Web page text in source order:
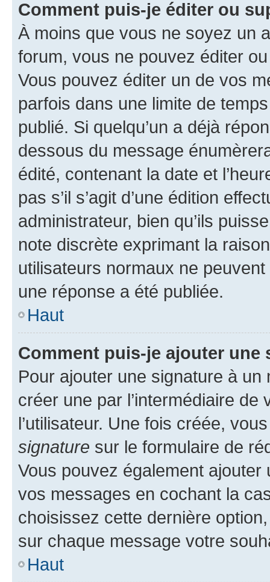
Comment puis-je éditer ou
À moins que vous ne soyez un
forum, vous ne pouvez éditer
Vous pouvez éditer un de vos
parfois dans une limite de
publié. Si quelqu’un a déjà
dessous du message
édité, contenant la date et
pas s’il s’agit d’une édition
administrateur, bien qu’ils
note discrète exprimant la
utilisateurs normaux ne
une réponse a été publiée.
Haut
Comment puis-je ajouter une
Pour ajouter une signature à un
créer une par l’intermédiaire
l’utilisateur. Une fois créée,
signature sur le formulaire de
Vous pouvez également
vos messages en cochant la
choisissez cette dernière
sur chaque message votre
Haut